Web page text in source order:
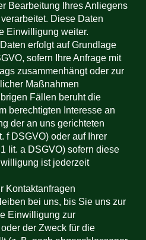
Bearbeitung Ihres Anliegens
Diese Daten
Einwilligung weiter.
erfolgt auf Grundlage
sofern Ihre Anfrage mit
zusammenhängt oder zur
Maßnahmen
Fällen beruht die
berechtigten Interesse an
der an uns gerichteten
f DSGVO) oder auf Ihrer
lit. a DSGVO) sofern diese
ist jederzeit
Kontaktanfragen
bei uns, bis Sie uns zur
Einwilligung zur
der Zweck für die